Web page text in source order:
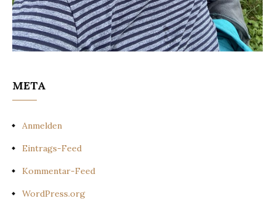
META
Anmelden
Eintrags-Feed
Kommentar-Feed
WordPress.org